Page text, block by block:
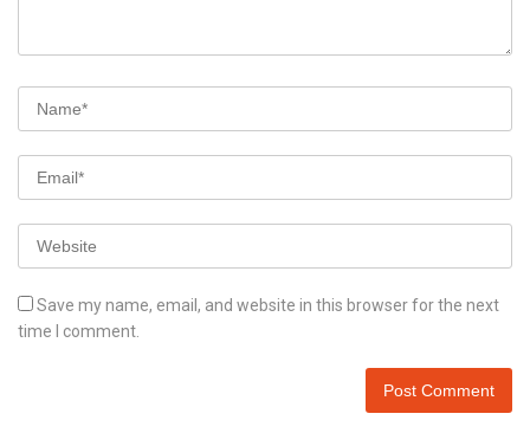
Save my name, email, and website in this browser for the next
time I comment.